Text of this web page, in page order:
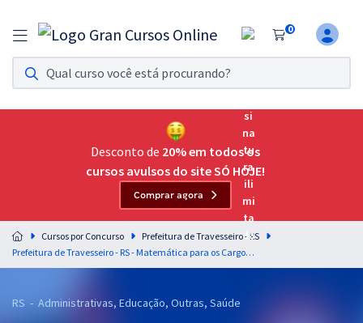
0
Assinatura Ilimitada 11
Acesso a todos os cursos. Teste grátis por 7 dias!
Assinatura OAB Até Passar
Acesso ilimitado a toda preparação para o Exame da
Residências Multiprofissionais
Preparação completa e intensiva para as principais
residências em saúde do Brasil
Desconto de 20% em todos os
cursos avulsos do site SÓ HOJE!
Comprar agora
Cursos por Concurso
Prefeitura de Travesseiro - RS
Prefeitura de Travesseiro - RS - Matemática para os Cargos de Nível Superior com o Prof. Wagner Aguiar
RS - Administrativas, Educação, Outras, Saúde